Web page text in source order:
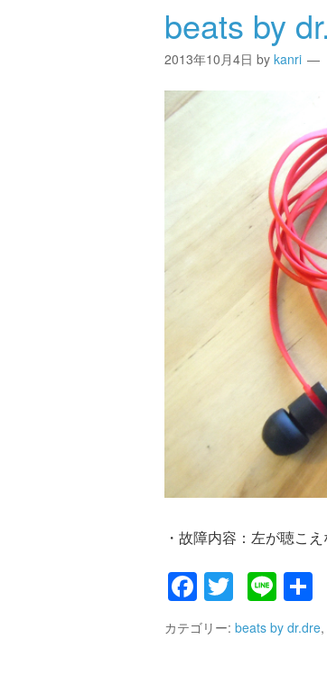
beats by
2013年10月4日 by kanri
・故障内容：左が聴こ
Facebook
Twitter
Line
カテゴリー: beats by dr.dre,